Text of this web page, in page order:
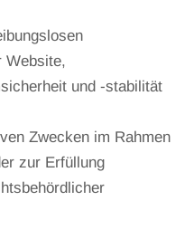
Website,
und -stabilität
Zwecken im Rahmen
zur Erfüllung